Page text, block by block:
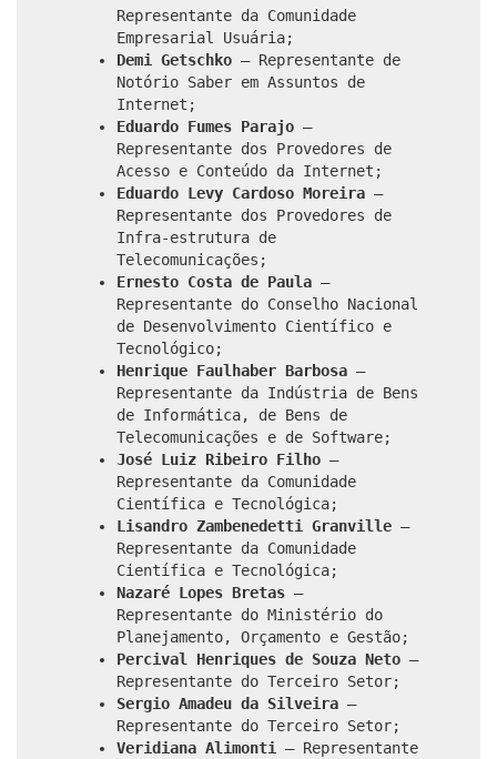
Representante da Comunidade
Empresarial Usuária;
Demi Getschko – Representante de
Notório Saber em Assuntos de
Internet;
Eduardo Fumes Parajo –
Representante dos Provedores de
Acesso e Conteúdo da Internet;
Eduardo Levy Cardoso Moreira –
Representante dos Provedores de
Infra-estrutura de
Telecomunicações;
Ernesto Costa de Paula –
Representante do Conselho Nacional
de Desenvolvimento Científico e
Tecnológico;
Henrique Faulhaber Barbosa –
Representante da Indústria de Bens
de Informática, de Bens de
Telecomunicações e de Software;
José Luiz Ribeiro Filho –
Representante da Comunidade
Científica e Tecnológica;
Lisandro Zambenedetti Granville –
Representante da Comunidade
Científica e Tecnológica;
Nazaré Lopes Bretas –
Representante do Ministério do
Planejamento, Orçamento e Gestão;
Percival Henriques de Souza Neto –
Representante do Terceiro Setor;
Sergio Amadeu da Silveira –
Representante do Terceiro Setor;
Veridiana Alimonti – Representante